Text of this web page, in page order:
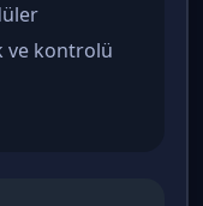
ve kontrolü